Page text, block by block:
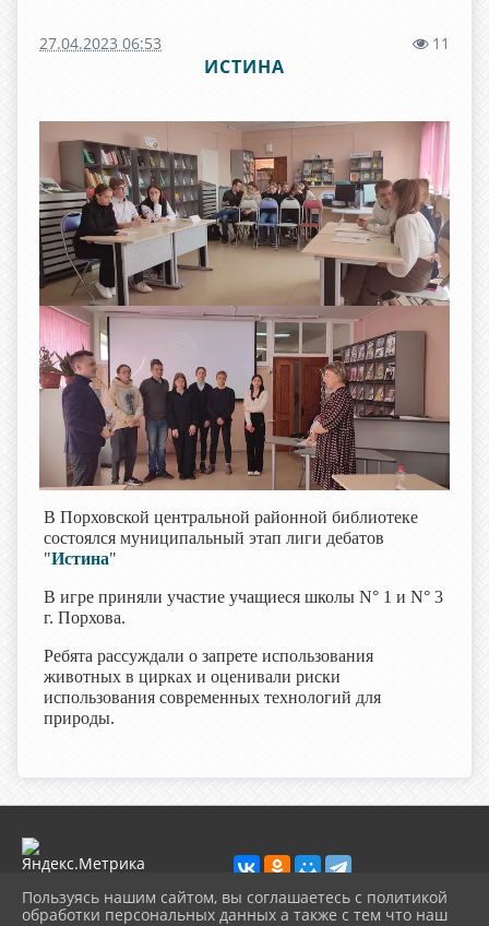
27.04.2023 06:53 11
ИСТИНА
В Порховской центральной районной библиотеке
состоялся муниципальный этап лиги дебатов
"Истина"
В игре приняли участие учащиеся школы N° 1 и N° 3
г. Порхова.
Ребята рассуждали о запрете использования
животных в цирках и оценивали риски
использования современных технологий для
природы.
Пользуясь нашим сайтом, вы соглашаетесь с политикой
обработки персональных данных а также с тем что наш